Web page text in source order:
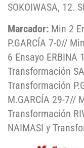
SOKOIWASA, 12.
Marcador: Min 2
P.GARCÍA 7-0//
6 Ensayo ERBINA
Transformación
Transformación
M.GARCÍA 29-7//
Transformación
NAIMASI y